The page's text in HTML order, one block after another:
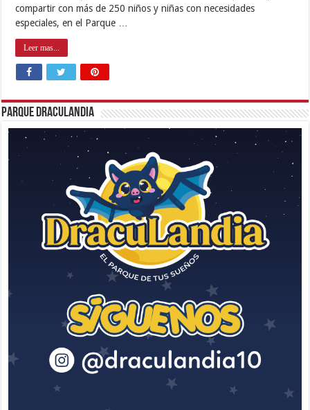
compartir con más de 250 niños y niñas con necesidades
especiales, en el Parque …
Leer mas...
Parque Draculandia